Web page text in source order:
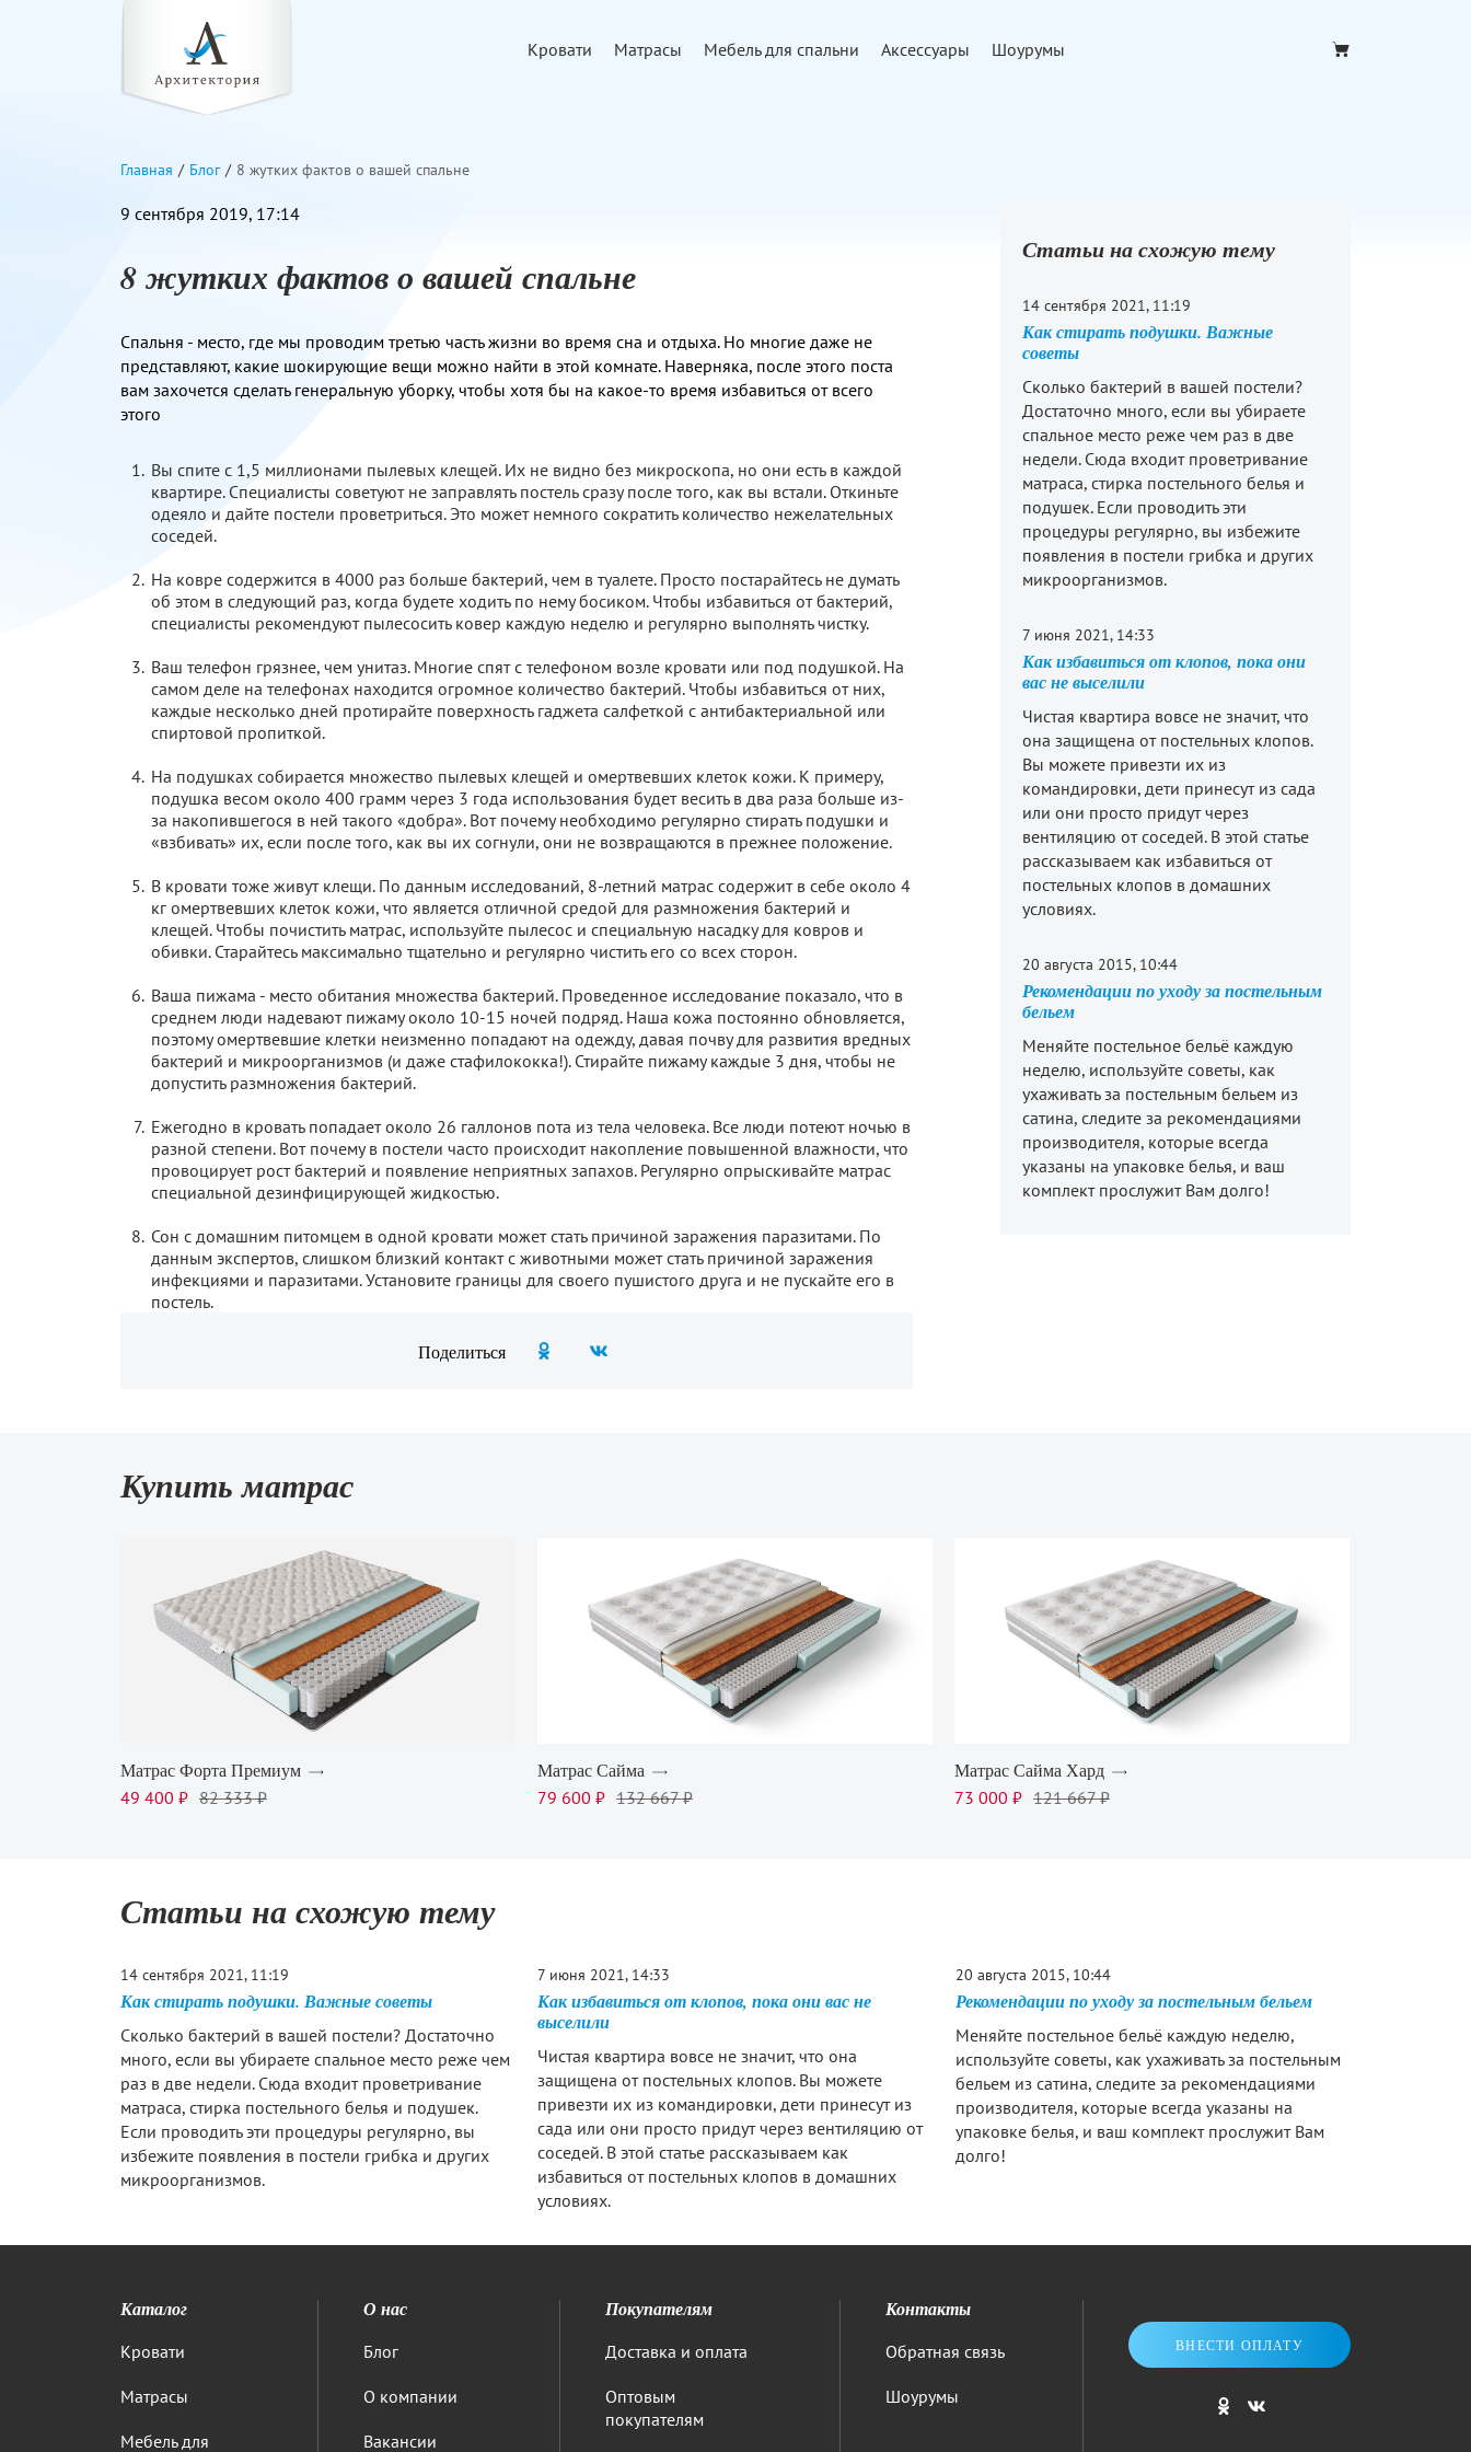
Кровати Матрасы Мебель для спальни Аксессуары Шоурумы
Главная Блог 8 жутких фактов о вашей спальне
9 сентября 2019, 17:14
8 жутких фактов о вашей спальне
Спальня - место, где мы проводим третью часть жизни во время сна и отдыха. Но многие даже не
представляют, какие шокирующие вещи можно найти в этой комнате. Наверняка, после этого поста
вам захочется сделать генеральную уборку, чтобы хотя бы на какое-то время избавиться от всего
этого
Вы спите с 1,5 миллионами пылевых клещей. Их не видно без микроскопа, но они есть в каждой
квартире. Специалисты советуют не заправлять постель сразу после того, как вы встали. Откиньте
одеяло и дайте постели проветриться. Это может немного сократить количество нежелательных
соседей.
На ковре содержится в 4000 раз больше бактерий, чем в туалете. Просто постарайтесь не думать
об этом в следующий раз, когда будете ходить по нему босиком. Чтобы избавиться от бактерий,
специалисты рекомендуют пылесосить ковер каждую неделю и регулярно выполнять чистку.
Ваш телефон грязнее, чем унитаз. Многие спят с телефоном возле кровати или под подушкой. На
самом деле на телефонах находится огромное количество бактерий. Чтобы избавиться от них,
каждые несколько дней протирайте поверхность гаджета салфеткой с антибактериальной или
спиртовой пропиткой.
На подушках собирается множество пылевых клещей и омертвевших клеток кожи. К примеру,
подушка весом около 400 грамм через 3 года использования будет весить в два раза больше из-
за накопившегося в ней такого «добра». Вот почему необходимо регулярно стирать подушки и
«взбивать» их, если после того, как вы их согнули, они не возвращаются в прежнее положение.
В кровати тоже живут клещи. По данным исследований, 8-летний матрас содержит в себе около 4
кг омертвевших клеток кожи, что является отличной средой для размножения бактерий и
клещей. Чтобы почистить матрас, используйте пылесос и специальную насадку для ковров и
обивки. Старайтесь максимально тщательно и регулярно чистить его со всех сторон.
Ваша пижама - место обитания множества бактерий. Проведенное исследование показало, что в
среднем люди надевают пижаму около 10-15 ночей подряд. Наша кожа постоянно обновляется,
поэтому омертвевшие клетки неизменно попадают на одежду, давая почву для развития вредных
бактерий и микроорганизмов (и даже стафилококка!). Стирайте пижаму каждые 3 дня, чтобы не
допустить размножения бактерий.
Ежегодно в кровать попадает около 26 галлонов пота из тела человека. Все люди потеют ночью в
разной степени. Вот почему в постели часто происходит накопление повышенной влажности, что
провоцирует рост бактерий и появление неприятных запахов. Регулярно опрыскивайте матрас
специальной дезинфицирующей жидкостью.
Сон с домашним питомцем в одной кровати может стать причиной заражения паразитами. По
данным экспертов, слишком близкий контакт с животными может стать причиной заражения
инфекциями и паразитами. Установите границы для своего пушистого друга и не пускайте его в
постель.
Поделиться
Статьи на схожую тему
14 сентября 2021, 11:19
Как стирать подушки. Важные
советы
Сколько бактерий в вашей постели?
Достаточно много, если вы убираете
спальное место реже чем раз в две
недели. Сюда входит проветривание
матраса, стирка постельного белья и
подушек. Если проводить эти
процедуры регулярно, вы избежите
появления в постели грибка и других
микроорганизмов.
7 июня 2021, 14:33
Как избавиться от клопов, пока они
вас не выселили
Чистая квартира вовсе не значит, что
она защищена от постельных клопов.
Вы можете привезти их из
командировки, дети принесут из сада
или они просто придут через
вентиляцию от соседей. В этой статье
рассказываем как избавиться от
постельных клопов в домашних
условиях.
20 августа 2015, 10:44
Рекомендации по уходу за постельным
бельем
Меняйте постельное бельё каждую
неделю, используйте советы, как
ухаживать за постельным бельем из
сатина, следите за рекомендациями
производителя, которые всегда
указаны на упаковке белья, и ваш
комплект прослужит Вам долго!
Купить матрас
Матрас Форта Премиум
49 400 ₽ 82 333 ₽
Матрас Сайма
79 600 ₽ 132 667 ₽
Матрас Сайма Хард
73 000 ₽ 121 667 ₽
Статьи на схожую тему
14 сентября 2021, 11:19
Как стирать подушки. Важные советы
Сколько бактерий в вашей постели? Достаточно
много, если вы убираете спальное место реже чем
раз в две недели. Сюда входит проветривание
матраса, стирка постельного белья и подушек.
Если проводить эти процедуры регулярно, вы
избежите появления в постели грибка и других
микроорганизмов.
7 июня 2021, 14:33
Как избавиться от клопов, пока они вас не
выселили
Чистая квартира вовсе не значит, что она
защищена от постельных клопов. Вы можете
привезти их из командировки, дети принесут из
сада или они просто придут через вентиляцию от
соседей. В этой статье рассказываем как
избавиться от постельных клопов в домашних
условиях.
20 августа 2015, 10:44
Рекомендации по уходу за постельным бельем
Меняйте постельное бельё каждую неделю,
используйте советы, как ухаживать за постельным
бельем из сатина, следите за рекомендациями
производителя, которые всегда указаны на
упаковке белья, и ваш комплект прослужит Вам
долго!
Каталог
Кровати
Матрасы
Мебель для
О нас
Блог
О компании
Вакансии
Покупателям
Доставка и оплата
Оптовым
покупателям
Контакты
Обратная связь
Шоурумы
ВНЕСТИ ОПЛАТУ